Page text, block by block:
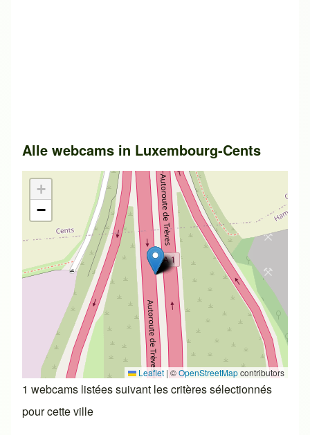
Alle webcams in Luxembourg-Cents
+
−
Leaflet | ©OpenStreetMapcontributors
1 webcams listées suivant les critères sélectionnés
pour cette ville